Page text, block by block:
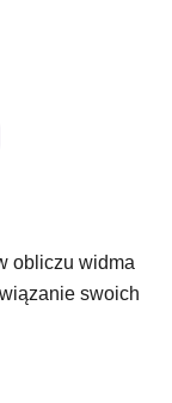
obliczu widma
swoich